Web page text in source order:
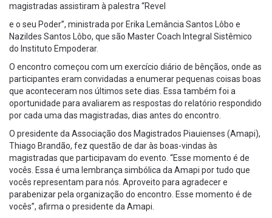
magistradas assistiram à palestra “Revel
e o seu Poder”, ministrada por Erika Lemância Santos Lôbo e
Nazildes Santos Lôbo, que são Master Coach Integral Sistêmico
do Instituto Empoderar.
O encontro começou com um exercício diário de bênçãos, onde as
participantes eram convidadas a enumerar pequenas coisas boas
que aconteceram nos últimos sete dias. Essa também foi a
oportunidade para avaliarem as respostas do relatório respondido
por cada uma das magistradas, dias antes do encontro.
O presidente da Associação dos Magistrados Piauienses (Amapi),
Thiago Brandão, fez questão de dar às boas-vindas às
magistradas que participavam do evento. “Esse momento é de
vocês. Essa é uma lembrança simbólica da Amapi por tudo que
vocês representam para nós. Aproveito para agradecer e
parabenizar pela organização do encontro. Esse momento é de
vocês”, afirma o presidente da Amapi.